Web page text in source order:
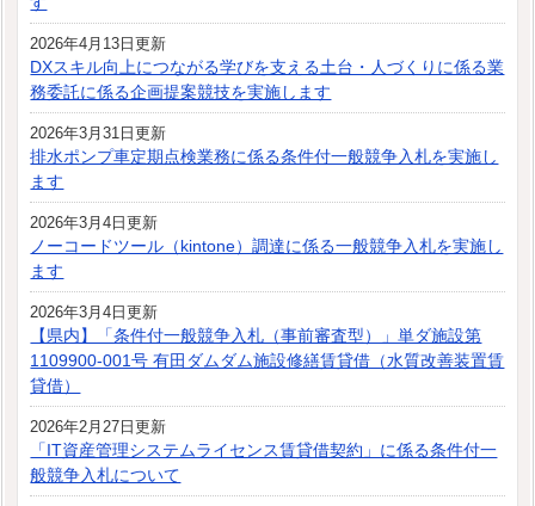
2026年4月13日更新
DXスキル向上につながる学びを支える土台・人づくりに係る業
務委託に係る企画提案競技を実施します
2026年3月31日更新
排水ポンプ車定期点検業務に係る条件付一般競争入札を実施し
ます
2026年3月4日更新
ノーコードツール（kintone）調達に係る一般競争入札を実施し
ます
2026年3月4日更新
【県内】「条件付一般競争入札（事前審査型）」単ダ施設第
1109900-001号 有田ダムダム施設修繕賃貸借（水質改善装置賃
貸借）
2026年2月27日更新
「IT資産管理システムライセンス賃貸借契約」に係る条件付一
般競争入札について